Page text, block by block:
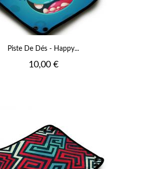
Piste De Dés - Happy...
Prix
10,00 €